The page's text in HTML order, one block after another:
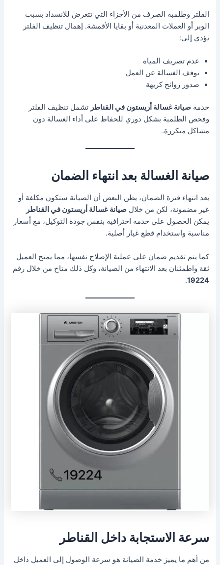
الفلتر وطلمبة الصرف من الأجزاء التي تتعرض للانسداد بسبب
الوبر أو العملات المعدنية أو بقايا الأقمشة. إهمال تنظيف الفلتر
يؤدي إلى:
عدم تصريف المياه
توقف الغسالة عن العمل
صدور روائح كريهة
خدمةصيانة غسالة أريستون في القناطر تشمل تنظيف الفلتر
وفحص الطلمبة بشكل دوري للحفاظ على أداء الغسالة دون
مشاكل متكررة.
صيانة الغسالة بعد انتهاء الضمان
بعد انتهاء فترة الضمان، يظن البعض أن الصيانة ستكون مكلفة أو
غير مضمونة، لكن من خلالصيانة غسالة أريستون في القناطر
يمكن الحصول على خدمة احترافية بنفس جودة التوكيل، مع أسعار
مناسبة واستخدام قطع غيار أصلية.
كما يتم تقديم ضمان على عملية الإصلاح نفسها، مما يمنح العميل
ثقة واطمئنان بعد الانتهاء من الصيانة، وكل ذلك متاح من خلال رقم
19224
.
سرعة الاستجابة داخل القناطر
من أهم ما يميز خدمة الصيانة هو سرعة الوصول إلى العميل داخل